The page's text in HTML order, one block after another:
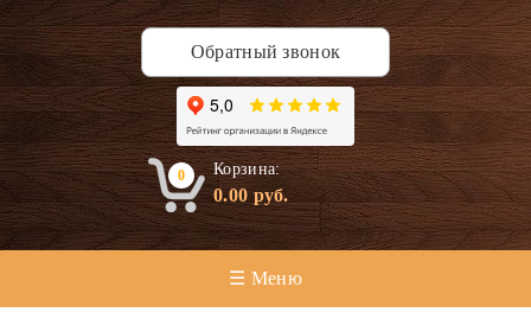
Обратный звонок
0 Корзина:
0.00руб.
☰ Меню